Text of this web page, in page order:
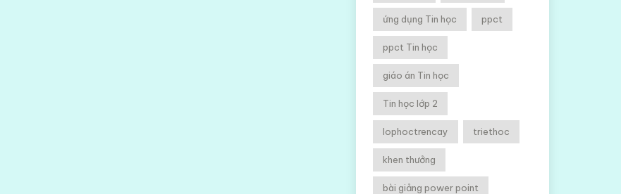
ứng dụng Tin học ppct
ppct Tin học
giáo án Tin học
Tin học lớp 2
lophoctrencay triethoc
khen thưởng
bài giảng power point